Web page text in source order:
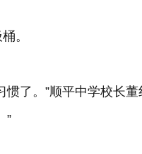
。
了。”顺平中学校长董
”